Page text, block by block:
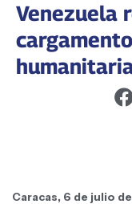
Venezuela
Caracas, 6 de julio